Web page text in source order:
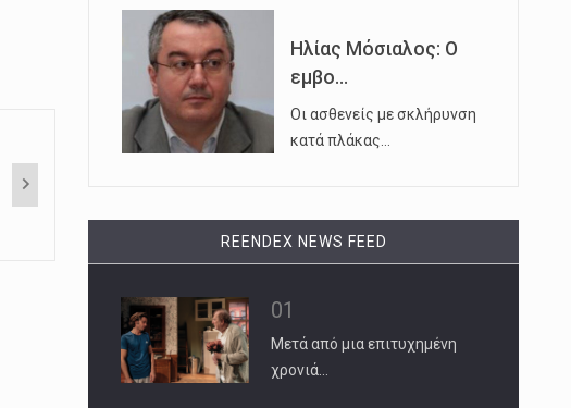
Ηλίας Μόσιαλος: Ο
εμβο...
Οι ασθενείς με σκλήρυνση
κατά πλάκας…
REENDEX NEWS FEED
01
Μετά από μια επιτυχημένη
χρονιά…